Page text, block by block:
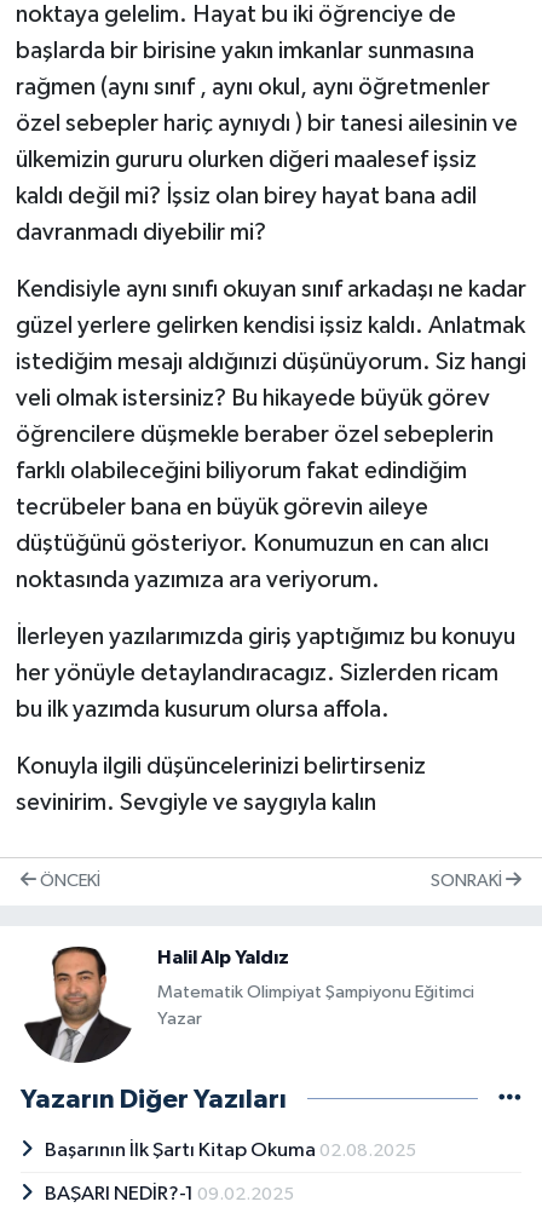
noktaya gelelim. Hayat bu iki öğrenciye de
başlarda bir birisine yakın imkanlar sunmasına
rağmen (aynı sınıf , aynı okul, aynı öğretmenler
özel sebepler hariç aynıydı ) bir tanesi ailesinin ve
ülkemizin gururu olurken diğeri maalesef işsiz
kaldı değil mi? İşsiz olan birey hayat bana adil
davranmadı diyebilir mi?
Kendisiyle aynı sınıfı okuyan sınıf arkadaşı ne kadar
güzel yerlere gelirken kendisi işsiz kaldı. Anlatmak
istediğim mesajı aldığınızi düşünüyorum. Siz hangi
veli olmak istersiniz? Bu hikayede büyük görev
öğrencilere düşmekle beraber özel sebeplerin
farklı olabileceğini biliyorum fakat edindiğim
tecrübeler bana en büyük görevin aileye
düştüğünü gösteriyor. Konumuzun en can alıcı
noktasında yazımıza ara veriyorum.
İlerleyen yazılarımızda giriş yaptığımız bu konuyu
her yönüyle detaylandıracagız. Sizlerden ricam
bu ilk yazımda kusurum olursa affola.
Konuyla ilgili düşüncelerinizi belirtirseniz
sevinirim. Sevgiyle ve saygıyla kalın
ÖNCEKI SONRAKI
Halil Alp Yaldız
Matematik Olimpiyat Şampiyonu Eğitimci
Yazar
Yazarın Diğer Yazıları
Başarının İlk Şartı Kitap Okuma 02.08.2025
BAŞARI NEDİR?-1 09.02.2025